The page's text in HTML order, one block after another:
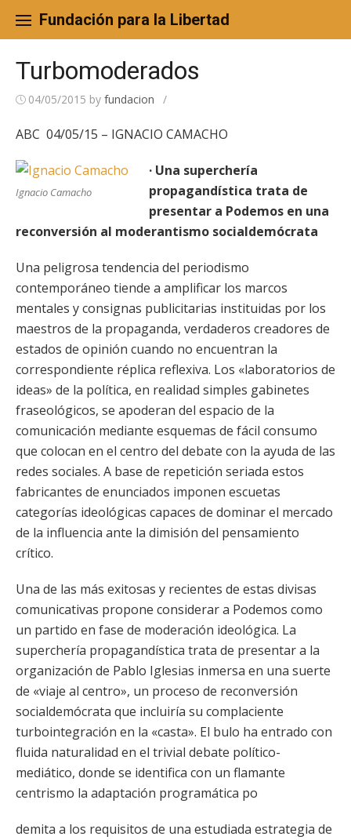
content
Fundación para la Libertad
Turbomoderados
04/05/2015 by fundacion /
ABC 04/05/15 – IGNACIO CAMACHO
Ignacio Camacho
· Una superchería
propagandística trata de
presentar a Podemos en una
reconversión al moderantismo socialdemócrata
Una peligrosa tendencia del periodismo
contemporáneo tiende a amplificar los marcos
mentales y consignas publicitarias instituidas por los
maestros de la propaganda, verdaderos creadores de
estados de opinión cuando no encuentran la
correspondiente réplica reflexiva. Los «laboratorios de
ideas» de la política, en realidad simples gabinetes
fraseológicos, se apoderan del espacio de la
comunicación mediante esquemas de fácil consumo
que colocan en el centro del debate con la ayuda de las
redes sociales. A base de repetición seriada estos
fabricantes de enunciados imponen escuetas
categorías ideológicas capaces de dominar el mercado
de la influencia ante la dimisión del pensamiento
crítico.
Una de las más exitosas y recientes de estas divisas
comunicativas propone considerar a Podemos como
un partido en fase de moderación ideológica. La
superchería propagandística trata de presentar a la
organización de Pablo Iglesias inmersa en una suerte
de «viaje al centro», un proceso de reconversión
socialdemócrata que incluiría su complaciente
turbointegración en la «casta». El bulo ha entrado con
fluida naturalidad en el trivial debate político-
mediático, donde se identifica con un flamante
centrismo la adaptación programática po
demita a los requisitos de una estudiada estrategia de